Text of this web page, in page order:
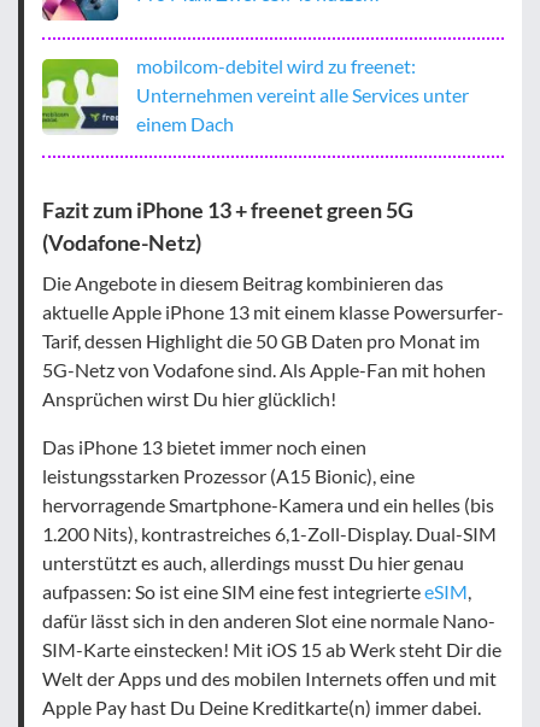
mobilcom-debitel wird zu freenet:
Unternehmen vereint alle Services unter
einem Dach
Fazit zum iPhone 13 + freenet green 5G
(Vodafone-Netz)
Die Angebote in diesem Beitrag kombinieren das
aktuelle Apple iPhone 13 mit einem klasse Powersurfer-
Tarif, dessen Highlight die 50 GB Daten pro Monat im
5G-Netz von Vodafone sind. Als Apple-Fan mit hohen
Ansprüchen wirst Du hier glücklich!
Das iPhone 13 bietet immer noch einen
leistungsstarken Prozessor (A15 Bionic), eine
hervorragende Smartphone-Kamera und ein helles (bis
1.200 Nits), kontrastreiches 6,1-Zoll-Display. Dual-SIM
unterstützt es auch, allerdings musst Du hier genau
aufpassen: So ist eine SIM eine fest integrierteeSIM,
dafür lässt sich in den anderen Slot eine normale Nano-
SIM-Karte einstecken! Mit iOS 15 ab Werk steht Dir die
Welt der Apps und des mobilen Internets offen und mit
Apple Pay hast Du Deine Kreditkarte(n) immer dabei.